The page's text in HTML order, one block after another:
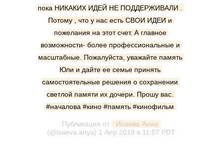
пока НИКАКИХ ИДЕЙ НЕ ПОДДЕРЖИВАЛИ .
Потому , что у нас есть СВОИ ИДЕИ и
пожелания на этот счет. А главное
возможности- более профессиональные и
масштабные. Пожалуйста, уважайте память
Юли и дайте ее семье принять
самостоятельные решения о сохранении
светлой памяти их дочери. Прошу вас.
#началова #кино #память #кинофильм
Публикация от
Исаева Анна
(@isaeva.anya) 1 Апр 2019 в 11:57 PDT